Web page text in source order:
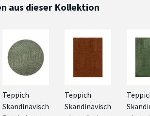
aus dieser Kollektion
Teppich
Skandinavisch
Teppich
Skandinavisch